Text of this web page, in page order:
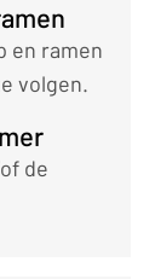
en ramen
volgen.
de